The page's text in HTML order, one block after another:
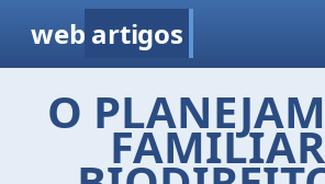
web artigos
O